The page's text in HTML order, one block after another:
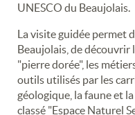
UNESCO du Beaujolais.
La visite guidée permet
Beaujolais, de
"pierre dorée", les
outils utilisés par les
géologique, la faune et
classé "Espace Naturel